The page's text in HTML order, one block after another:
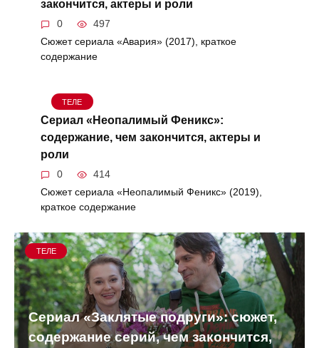
закончится, актеры и роли
0 497
Сюжет сериала «Авария» (2017), краткое
содержание
ТЕЛЕ
Сериал «Неопалимый Феникс»:
содержание, чем закончится, актеры и
роли
0 414
Сюжет сериала «Неопалимый Феникс» (2019),
краткое содержание
ТЕЛЕ
Сериал «Заклятые подруги»: сюжет,
содержание серий, чем закончится,